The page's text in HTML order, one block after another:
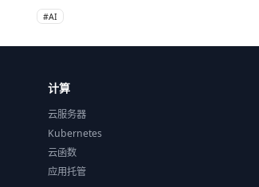
#AI
计算
云服务器
Kubernetes
云函数
应用托管